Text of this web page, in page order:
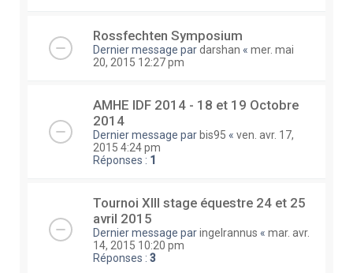
Rossfechten Symposium
Dernier message pardarshan « mer. mai
20, 2015 12:27 pm
AMHE IDF 2014 - 18 et 19 Octobre
2014
Dernier message par bis95 « ven. avr. 17,
2015 4:24 pm
Réponses : 1
Tournoi XIII stage équestre 24 et 25
avril 2015
Dernier message paringelrannus « mar. avr.
14, 2015 10:20 pm
Réponses : 3